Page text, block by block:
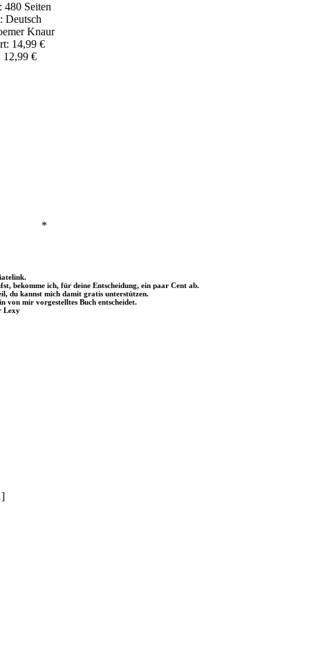
480 Seiten
Deutsch
Knaur
14,99 €
12,99 €
*
bekomme ich, für deine Entscheidung, ein paar Cent ab.
du kannst mich damit gratis unterstützen.
von mir vorgestelltes Buch entscheidet.
Lexy